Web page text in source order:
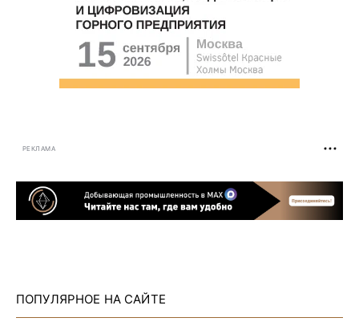
РЕКЛАМА
ПОПУЛЯРНОЕ НА САЙТЕ